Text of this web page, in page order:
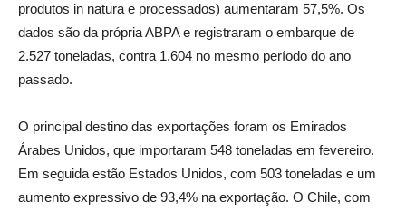
produtos in natura e processados) aumentaram 57,5%. Os
dados são da própria ABPA e registraram o embarque de
2.527 toneladas, contra 1.604 no mesmo período do ano
passado.
O principal destino das exportações foram os Emirados
Árabes Unidos, que importaram 548 toneladas em fevereiro.
Em seguida estão Estados Unidos, com 503 toneladas e um
aumento expressivo de 93,4% na exportação. O Chile, com